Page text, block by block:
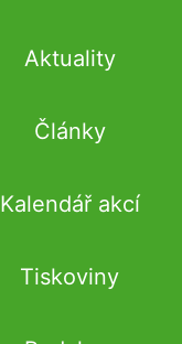
Aktuality
Články
Kalendář akcí
Tiskoviny